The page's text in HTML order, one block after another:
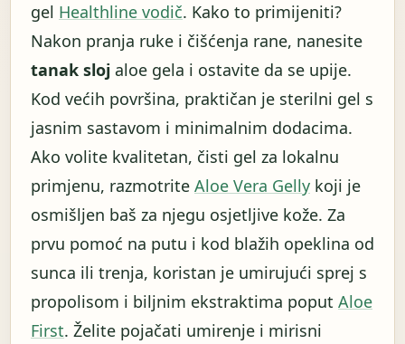
gel Healthline vodič. Kako to primijeniti?
Nakon pranja ruke i čišćenja rane, nanesite
tanak sloj aloe gela i ostavite da se upije.
Kod većih površina, praktičan je sterilni gel s
jasnim sastavom i minimalnim dodacima.
Ako volite kvalitetan, čisti gel za lokalnu
primjenu, razmotrite Aloe Vera Gelly koji je
osmišljen baš za njegu osjetljive kože. Za
prvu pomoć na putu i kod blažih opeklina od
sunca ili trenja, koristan je umirujući sprej s
propolisom i biljnim ekstraktima poput Aloe
First. Želite pojačati umirenje i mirisni